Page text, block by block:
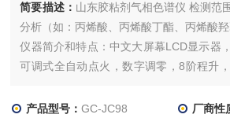
简要描述： 山东胶粘剂气相色谱仪 检测范
分析（如：丙烯酸、丙烯酸丁酯、丙烯酸羟
仪器简介和特点：中文大屏幕LCD显示器
可调式全自动点火，数字调零，8阶程升
采用大量优质组件组装，可靠稳定。
产品型号：GC-JC98 厂商性